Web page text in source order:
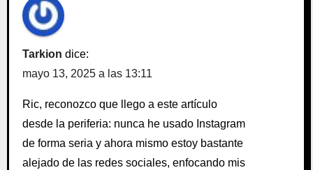
Tarkion dice:
mayo 13, 2025 a las 13:11
Ric, reconozco que llego a este artículo
desde la periferia: nunca he usado Instagram
de forma seria y ahora mismo estoy bastante
alejado de las redes sociales, enfocando mis